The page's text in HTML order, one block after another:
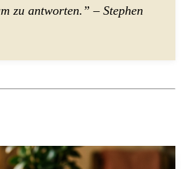
zu antworten.” – Stephen